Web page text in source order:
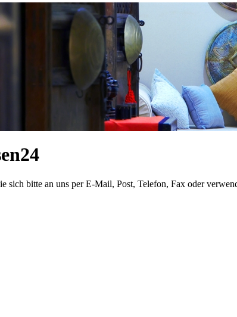
sich bitte an uns per E-Mail, Post, Telefon, Fax oder